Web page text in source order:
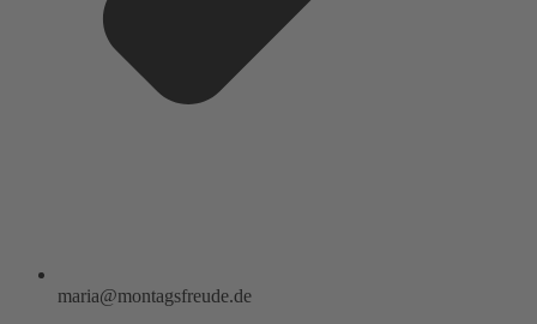
maria@montagsfreude.de